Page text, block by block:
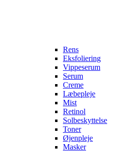
Rens
Eksfoliering
Vippeserum
Serum
Creme
Læbepleje
Mist
Retinol
Solbeskyttelse
Toner
Øjenpleje
Masker